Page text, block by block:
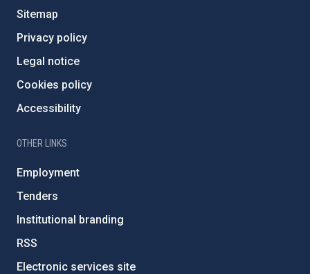
Sitemap
Privacy policy
Legal notice
Cookies policy
Accessibility
OTHER LINKS
Employment
Tenders
Institutional branding
RSS
Electronic services site